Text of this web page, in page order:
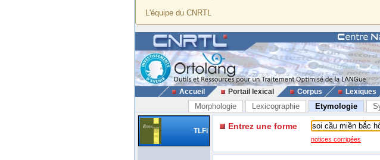
L'équipe du CNRTL
Accueil Portail lexical Corpus Lexiques
Morphologie Lexicographie Etymologie
TLFi Entrez une forme
notices corrigées